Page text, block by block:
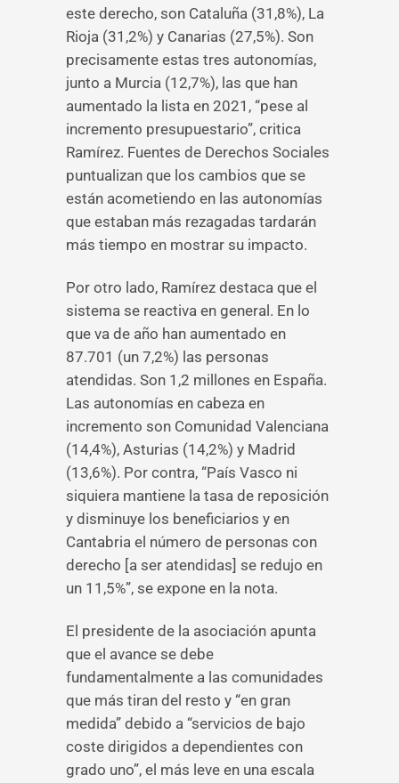
este derecho, son Cataluña (31,8%), La
Rioja (31,2%) y Canarias (27,5%). Son
precisamente estas tres autonomías,
junto a Murcia (12,7%), las que han
aumentado la lista en 2021, “pese al
incremento presupuestario”, critica
Ramírez. Fuentes de Derechos Sociales
puntualizan que los cambios que se
están acometiendo en las autonomías
que estaban más rezagadas tardarán
más tiempo en mostrar su impacto.
Por otro lado, Ramírez destaca que el
sistema se reactiva en general. En lo
que va de año han aumentado en
87.701 (un 7,2%) las personas
atendidas. Son 1,2 millones en España.
Las autonomías en cabeza en
incremento son Comunidad Valenciana
(14,4%), Asturias (14,2%) y Madrid
(13,6%). Por contra, “País Vasco ni
siquiera mantiene la tasa de reposición
y disminuye los beneficiarios y en
Cantabria el número de personas con
derecho [a ser atendidas] se redujo en
un 11,5%”, se expone en la nota.
El presidente de la asociación apunta
que el avance se debe
fundamentalmente a las comunidades
que más tiran del resto y “en gran
medida” debido a “servicios de bajo
coste dirigidos a dependientes con
grado uno”, el más leve en una escala